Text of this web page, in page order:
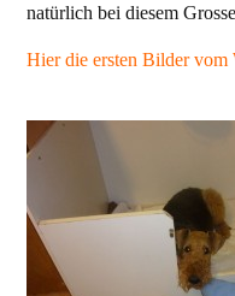
natürlich bei diesem
Hier die ersten Bilder vom